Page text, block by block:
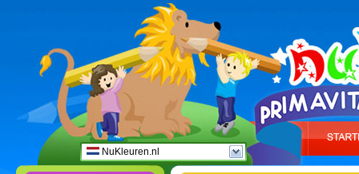
NuKleuren.nl